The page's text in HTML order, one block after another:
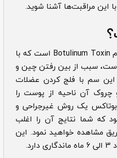
این مراقبت‌ها آشنا شوید.
بوتاکس نوعی سم بوتولینوم Botulinum Toxin است که با
سبب از بین رفتن چین و
سم با فلج کردن عضلات
چروک آن ناحیه از پوست را
بوتاکس یک روش غیرجراحی و
که شما نتایج آن را اغلب
از تزریق مشاهده خواهید نمود. این